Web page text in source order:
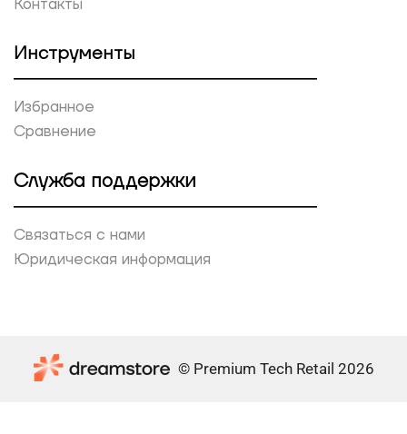
Контакты
Инструменты
Избранное
Сравнение
Служба поддержки
Связаться с нами
Юридическая информация
© Premium Tech Retail 2026